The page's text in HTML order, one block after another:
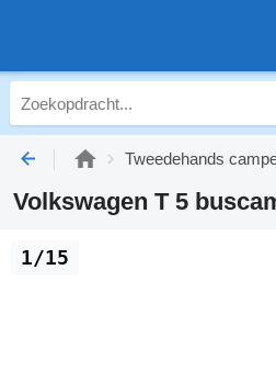
Tweedehands
Volkswagen T 5
1/15